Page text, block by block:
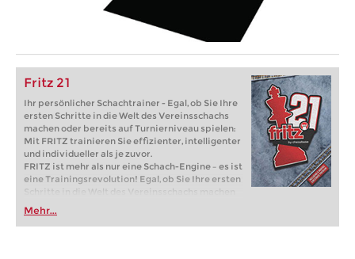
Fritz 21
Ihr persönlicher Schachtrainer - Egal, ob Sie Ihre
ersten Schritte in die Welt des Vereinsschachs
machen oder bereits auf Turnierniveau spielen:
Mit FRITZ trainieren Sie effizienter, intelligenter
und individueller als je zuvor.
FRITZ ist mehr als nur eine Schach-Engine – es ist
eine Trainingsrevolution! Egal, ob Sie Ihre ersten
Schritte in die Welt des Vereinsschachs machen
oder bereits auf Turnierniveau spielen: Mit
FRITZ trainieren Sie effizienter, intelligenter und
individueller als je zuvor.
Mehr...